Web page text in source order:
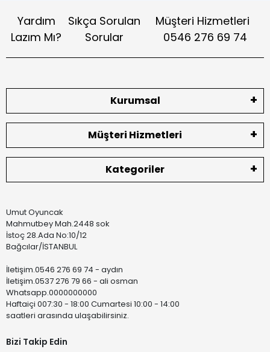
Yardım
Lazım Mı?
Sıkça Sorulan
Sorular
Müşteri Hizmetleri
0546 276 69 74
Kurumsal
Müşteri Hizmetleri
Kategoriler
Umut Oyuncak
Mahmutbey Mah.2448 sok
İstoç 28.Ada No:10/12
Bağcılar/İSTANBUL
İletişim.0546 276 69 74 - aydın
İletişim.0537 276 79 66 - ali osman
Whatsapp.0000000000
Haftaiçi 007:30 - 18:00 Cumartesi 10:00 - 14:00
saatleri arasında ulaşabilirsiniz.
Bizi Takip Edin